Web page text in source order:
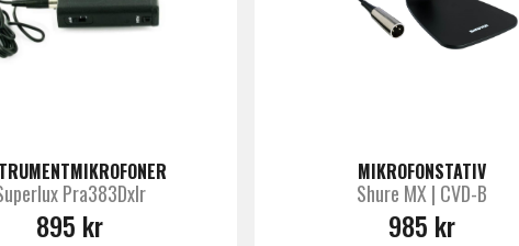
och justerbart
Pra383Dxlr
895 kr
MIKROFONSTATIV
Shure MX | CVD-B
985 kr